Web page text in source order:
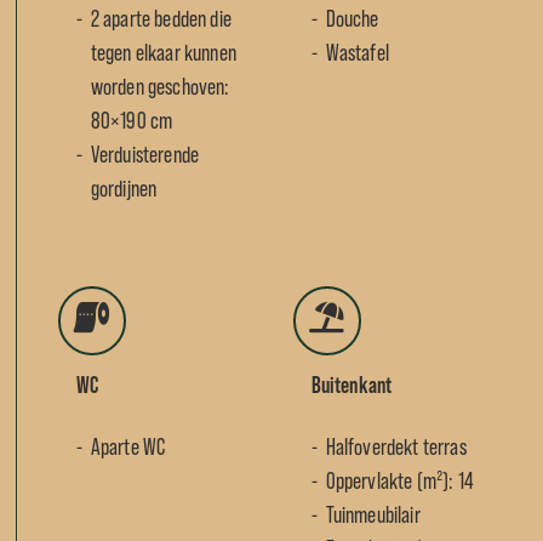
2 aparte bedden die
tegen elkaar kunnen
worden geschoven:
80×190 cm
Verduisterende
gordijnen
Douche
Wastafel
WC
Aparte WC
Buitenkant
Halfoverdekt terras
Oppervlakte (m²): 14
Tuinmeubilair